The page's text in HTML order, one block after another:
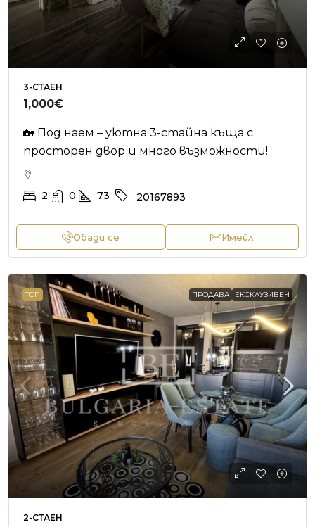
3-СТАЕН
1,000€
🏡 Под наем – уютна 3-стайна къща с
просторен двор и много възможности!
2 0 73 20167893
Обади се Имейл
ТОП ПРОДАВА ЕКСКЛУЗИВЕН
2-СТАЕН